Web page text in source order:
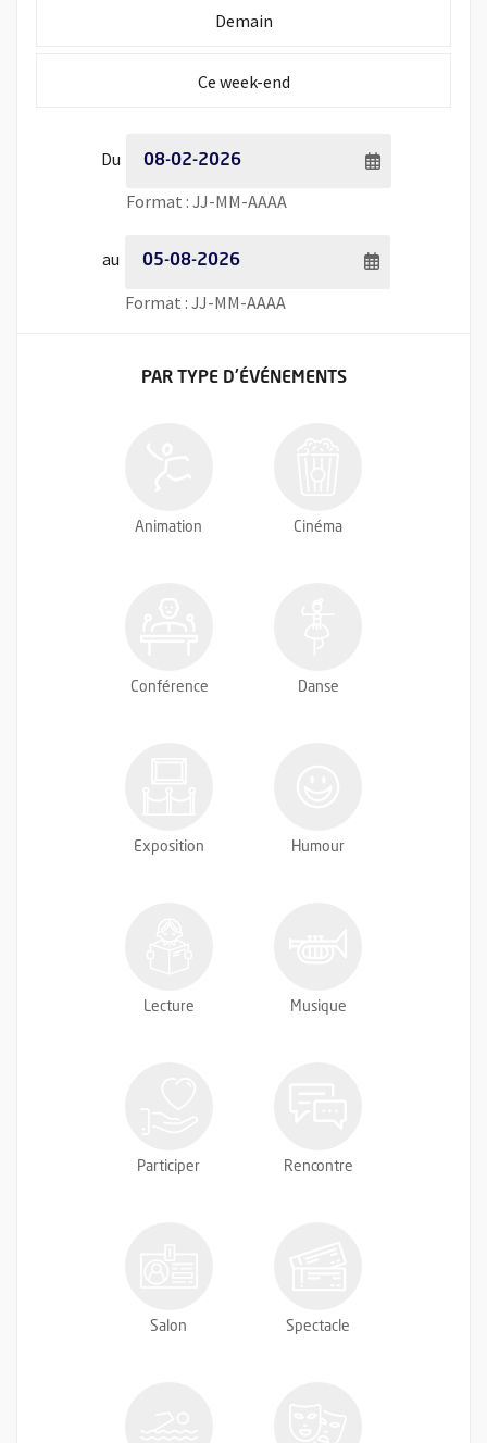
Initialiser la période de recherche à
Demain
Initialiser la période de recherche à
Ce week-end
Du Période de recherche - Date de début
Format : JJ-MM-AAAASaisie de date au format
au Période de recherche - Date de fin
Format : JJ-MM-AAAA
FILTRER LES ÉVÉNEMENTS
PAR TYPED'ÉVÉNEMENTS
Animation Cinéma
Conférence Danse
Exposition Humour
Lecture Musique
Participer Rencontre
Salon Spectacle